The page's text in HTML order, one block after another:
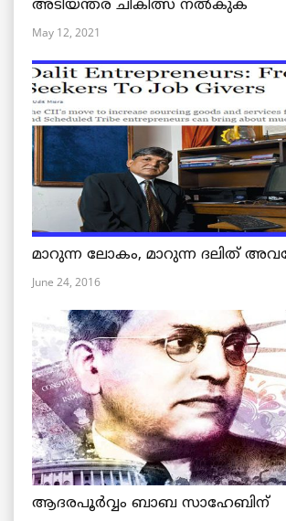
അടിയന്തര ചികിത്സ നൽകുക
May 12, 2021
മാറുന്ന ലോകം, മാറുന്ന ദലിത്
June 24, 2016
ആദരപൂര്‍വ്വം ബാബ സാഹേബിന്